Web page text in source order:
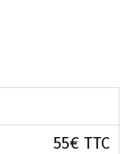
55€ TTC